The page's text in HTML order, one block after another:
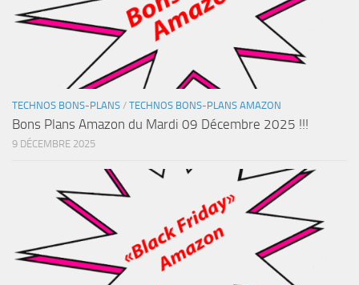
TECHNOS BONS-PLANS / TECHNOS BONS-PLANS AMAZON
Bons Plans Amazon du Mardi 09 Décembre 2025 !!!
9 DÉCEMBRE 2025